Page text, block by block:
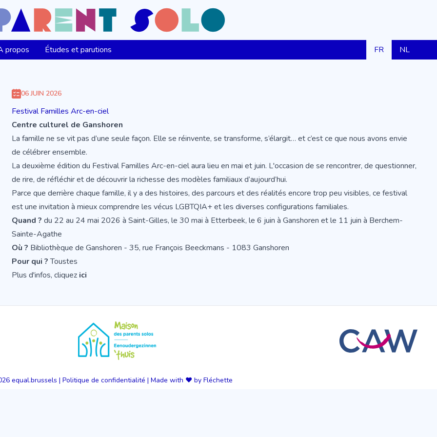
propos Études et parutions FR NL
06 JUIN 2026
Festival Familles Arc-en-ciel
Centre culturel de Ganshoren
La famille ne se vit pas d’une seule façon. Elle se réinvente, se transforme, s’élargit… et c’est ce que nous avons envie
de célébrer ensemble.
La deuxième édition du Festival Familles Arc-en-ciel aura lieu en mai et juin. L'occasion de se rencontrer, de questionner,
de rire, de réfléchir et de découvrir la richesse des modèles familiaux d’aujourd’hui.
Parce que derrière chaque famille, il y a des histoires, des parcours et des réalités encore trop peu visibles, ce festival
est une invitation à mieux comprendre les vécus LGBTQIA+ et les diverses configurations familiales.
Quand ? du 22 au 24 mai 2026 à Saint-Gilles, le 30 mai à Etterbeek, le 6 juin à Ganshoren et le 11 juin à Berchem-
Sainte-Agathe
Où ? Bibliothèque de Ganshoren - 35, rue François Beeckmans - 1083 Ganshoren
Pour qui ?Toustes
Plus d'infos, cliquez ici
equal.brussels | Politique de confidentialité | Made with ❤️ by Fléchette